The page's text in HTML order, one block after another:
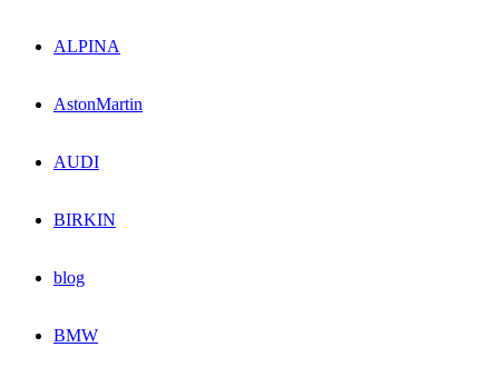
ALPINA
AstonMartin
AUDI
BIRKIN
blog
BMW